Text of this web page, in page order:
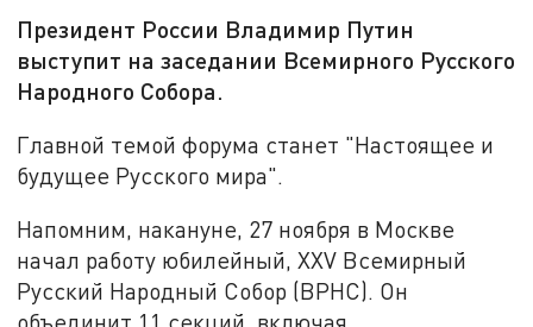
Президент России Владимир Путин
выступит на заседании Всемирного Русского
Народного Собора.
Главной темой форума станет "Настоящее и
будущее Русского мира".
Напомним, накануне, 27 ноября в Москве
начал работу юбилейный, XXV Всемирный
Русский Народный Собор (ВРНС). Он